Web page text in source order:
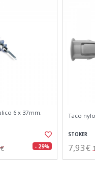
6 x 37mm.
- 29%
Taco
STOKER
7,93€